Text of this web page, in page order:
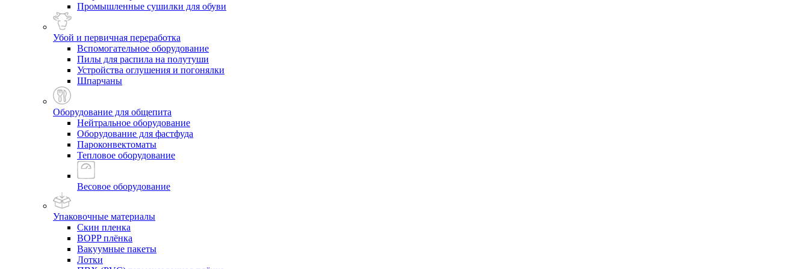
Промышленные сушилки для обуви
Убой и первичная переработка
Вспомогательное оборудование
Пилы для распила на полутуши
Устройства оглушения и погонялки
Шпарчаны
Оборудование для общепита
Нейтральное оборудование
Оборудование для фастфуда
Пароконвектоматы
Тепловое оборудование
Весовое оборудование
Упаковочные материалы
Скин пленка
BOPP плёнка
Вакуумные пакеты
Лотки